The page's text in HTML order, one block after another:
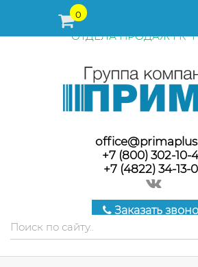
0
ПЕРЕД ОФОРМЛЕНИЕМ ЗАКАЗА,
ПОСТАВКИ ТОВАРА
ОТДЕЛА ПРОДАЖ ГК
+7 (800) 302-10-
+7 (4822) 34-13-
Заказать